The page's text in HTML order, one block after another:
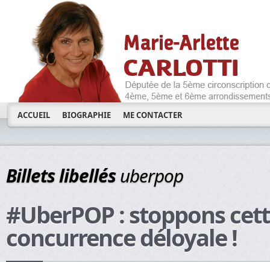
ACCUEIL BIOGRAPHIE ME CONTACTER
Billets libellésuberpop
#UberPOP : stoppons
concurrence déloyale !